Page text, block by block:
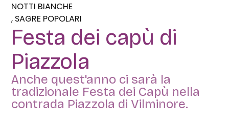
NOTTI BIANCHE
SAGRE POPOLARI
Festa dei capù di
Piazzola
Anche quest'anno ci sarà la
tradizionale Festa dei Capù nella
contrada Piazzola di Vilminore.